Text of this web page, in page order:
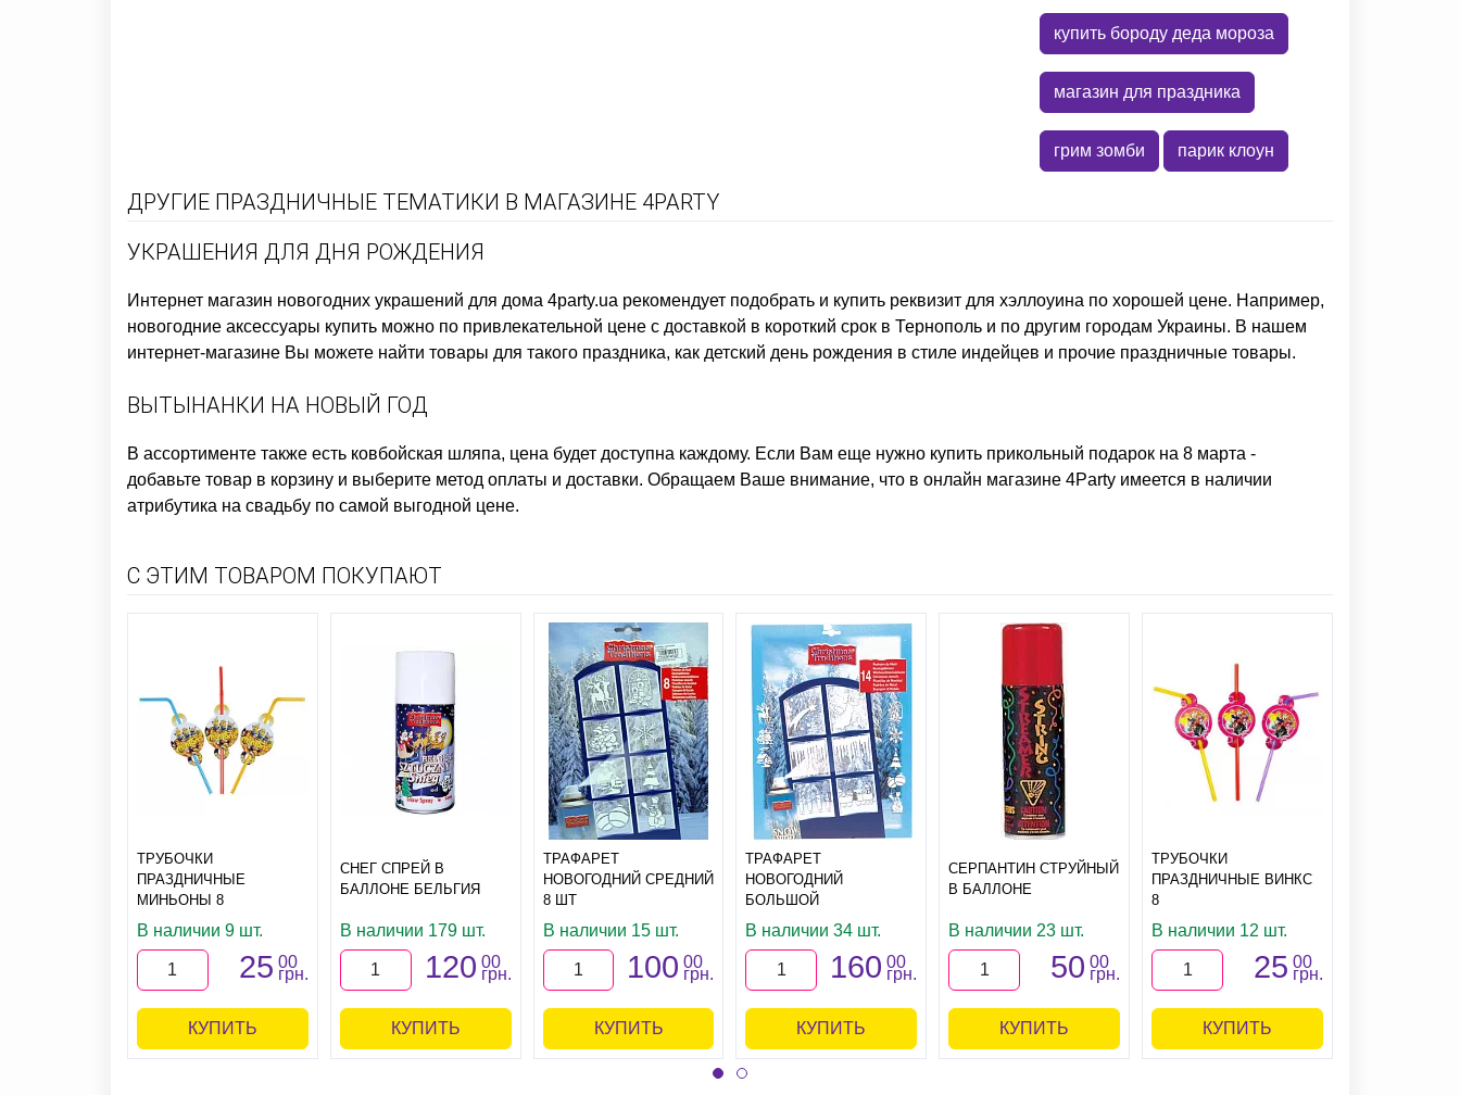
купить бороду деда мороза
магазин для праздника
грим зомби парик клоун
ДРУГИЕ ПРАЗДНИЧНЫЕ ТЕМАТИКИ В МАГАЗИНЕ 4PARTY
УКРАШЕНИЯ ДЛЯ ДНЯ РОЖДЕНИЯ
Интернет магазин новогодних украшений для дома 4party.ua рекомендует подобрать и купить реквизит для хэллоуина по хорошей цене. Например,
новогодние аксессуары купить можно по привлекательной цене с доставкой в короткий срок в Тернополь и по другим городам Украины. В нашем
интернет-магазине Вы можете найти товары для такого праздника, как детский день рождения в стиле индейцев и прочие праздничные товары.
ВЫТЫНАНКИ НА НОВЫЙ ГОД
В ассортименте также есть ковбойская шляпа, цена будет доступна каждому. Если Вам еще нужно купить прикольный подарок на 8 марта -
добавьте товар в корзину и выберите метод оплаты и доставки. Обращаем Ваше внимание, что в онлайн магазине 4Party имеется в наличии
атрибутика на свадьбу по самой выгодной цене.
С ЭТИМ ТОВАРОМ ПОКУПАЮТ
ТРУБОЧКИ
ПРАЗДНИЧНЫЕ
МИНЬОНЫ 8
В наличии 9 шт.
25 00
грн.
КУПИТЬ
СНЕГ СПРЕЙ В
БАЛЛОНЕ БЕЛЬГИЯ
В наличии 179 шт.
120 00
грн.
КУПИТЬ
ТРАФАРЕТ
НОВОГОДНИЙ СРЕДНИЙ
8 ШТ
В наличии 15 шт.
100 00
грн.
КУПИТЬ
ТРАФАРЕТ
НОВОГОДНИЙ
БОЛЬШОЙ
В наличии 34 шт.
160 00
грн.
КУПИТЬ
СЕРПАНТИН СТРУЙНЫЙ
В БАЛЛОНЕ
В наличии 23 шт.
50 00
грн.
КУПИТЬ
ТРУБОЧКИ
ПРАЗДНИЧНЫЕ ВИНКС
8
В наличии 12 шт.
25 00
грн.
КУПИТЬ